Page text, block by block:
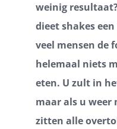
weinig
dieet shakes
veel mensen de
helemaal niets
eten. U zult in
maar als u weer
zitten alle